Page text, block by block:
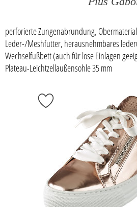
perforierte Zungenabrundung,
Leder-/Meshfutter, herausnehmbares
Wechselfußbett (auch für lose Einlagen
Plateau-Leichtzellaußensohle 35 mm